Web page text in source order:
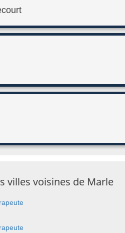
villes voisines de Marle